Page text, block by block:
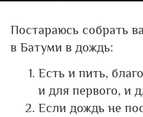
Постараюсь собрать
в Батуми в дождь:
Есть и пить,
и для первого, и
Если дождь не